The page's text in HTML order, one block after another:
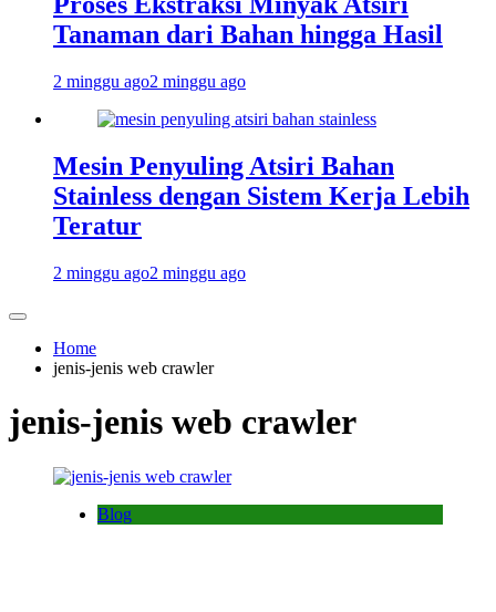
Tanaman dari Bahan hingga Hasil
2 minggu ago2 minggu ago
Mesin Penyuling Atsiri Bahan
Stainless dengan Sistem Kerja Lebih
Teratur
2 minggu ago2 minggu ago
Home
jenis-jenis web crawler
jenis-jenis web crawler
Blog